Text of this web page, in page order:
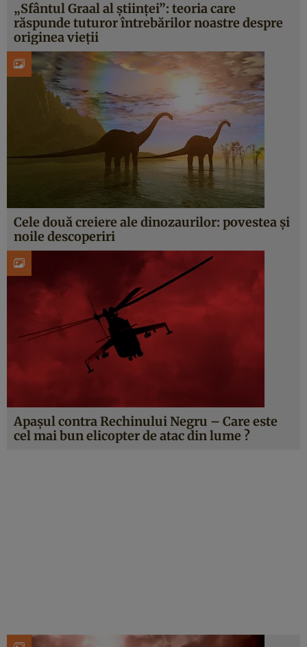
„Sfântul Graal al ştiinţei”: teoria care
răspunde tuturor întrebărilor noastre despre
originea vieţii
Cele două creiere ale dinozaurilor: povestea şi
noile descoperiri
Apaşul contra Rechinului Negru – Care este
cel mai bun elicopter de atac din lume ?